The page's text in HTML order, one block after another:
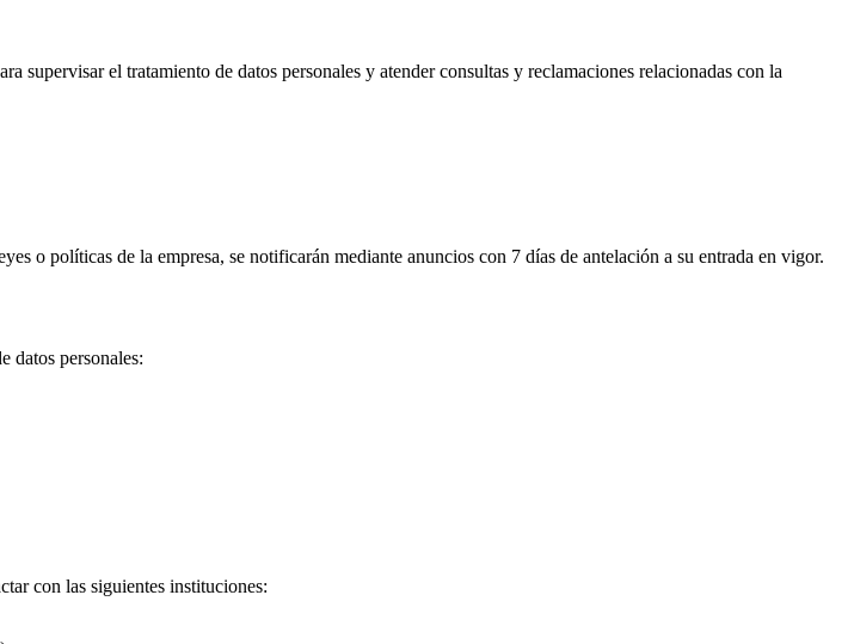
supervisar el tratamiento de datos personales y atender consultas y reclamaciones relacionadas con la
o políticas de la empresa, se notificarán mediante anuncios con 7 días de antelación a su entrada en vigor.
datos personales:
con las siguientes instituciones: